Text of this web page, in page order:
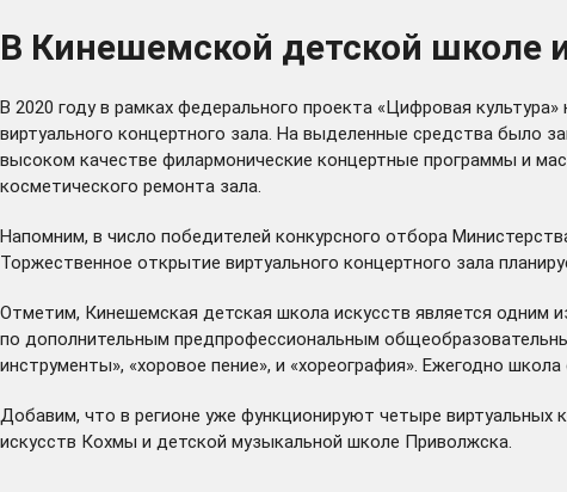
В Кинешемской детской школе
В 2020 году в рамках федерального проекта «Цифровая
виртуального концертного зала. На выделенные средства было
высоком качестве филармонические концертные программы и
косметического ремонта зала.
Напомним, в число победителей конкурсного отбора
Торжественное открытие виртуального концертного зала
Отметим, Кинешемская детская школа искусств является одним
по дополнительным предпрофессиональным
инструменты», «хоровое пение», и «хореография». Ежегодно
Добавим, что в регионе уже функционируют четыре
искусств Кохмы и детской музыкальной школе Приволжска.